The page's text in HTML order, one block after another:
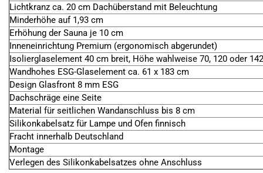
Lichtkranz ca. 20 cm Dachüberstand mit Beleuchtung
Minderhöhe auf 1,93 cm
Erhöhung der Sauna je 10 cm
Inneneinrichtung Premium (ergonomisch abgerundet)
Isolierglaselement 40 cm breit, Höhe wahlweise 70, 120 oder
Wandhohes ESG-Glaselement ca. 61 x 183 cm
Design Glasfront 8 mm ESG
Dachschräge eine Seite
Material für seitlichen Wandanschluss bis 8 cm
Silikonkabelsatz für Lampe und Ofen finnisch
Fracht innerhalb Deutschland
Montage
Verlegen des Silikonkabelsatzes ohne Anschluss